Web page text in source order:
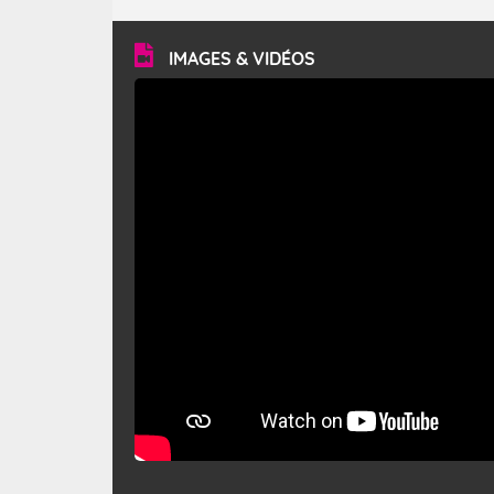
vitesse moyenne de 50 km/h et atteindre 80 à 100 km/h
en rafales, parfois davantage. Il parcourt la basse vallée
du Rhône et la Provence et envahit le littoral
méditerranéen à partir de la Camargue.
IMAGES & VIDÉOS